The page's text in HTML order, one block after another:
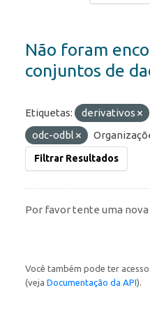
Não foram
conjuntos de
Etiquetas: derivativos
odc-odbl
Filtrar Resultados
Por favor tente uma nova
Você também pode ter
(veja Documentação da API).